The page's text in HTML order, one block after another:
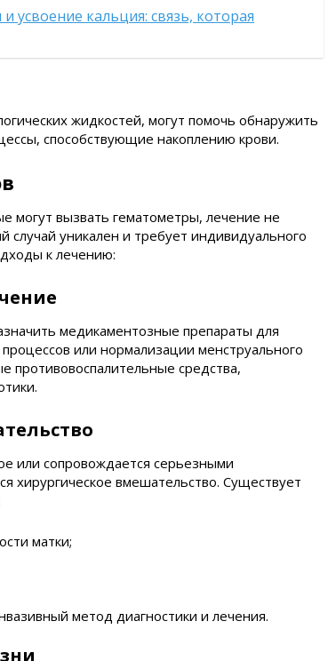
усвоение кальция: связь, которая
жидкостей, могут помочь обнаружить
способствующие накоплению крови.
могут вызвать гематометры, лечение не
уникален и требует индивидуального
к лечению:
медикаментозные препараты для
или нормализации менструального
противовоспалительные средства,
или сопровождается серьезными
хирургическое вмешательство. Существует
матки;
метод диагностики и лечения.